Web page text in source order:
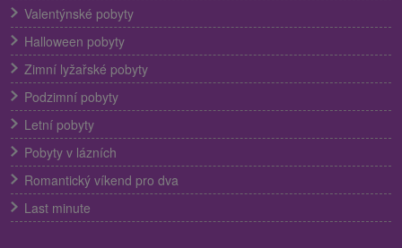
Valentýnské pobyty
Halloween pobyty
Zimní lyžařské pobyty
Podzimní pobyty
Letní pobyty
Pobyty v lázních
Romantický víkend pro dva
Last minute